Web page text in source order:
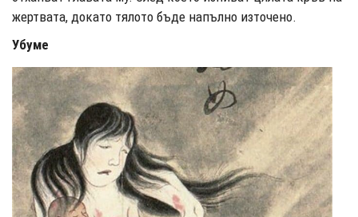
жертвата, докато тялото бъде напълно източено.
Убуме